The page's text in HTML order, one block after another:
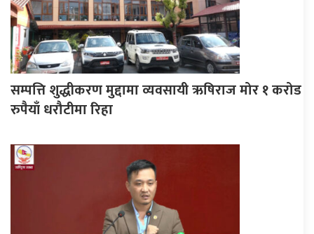
सम्पत्ति शुद्धीकरण मुद्दामा व्यवसायी ऋषिराज मोर १ करोड
रुपैयाँ धरौटीमा रिहा